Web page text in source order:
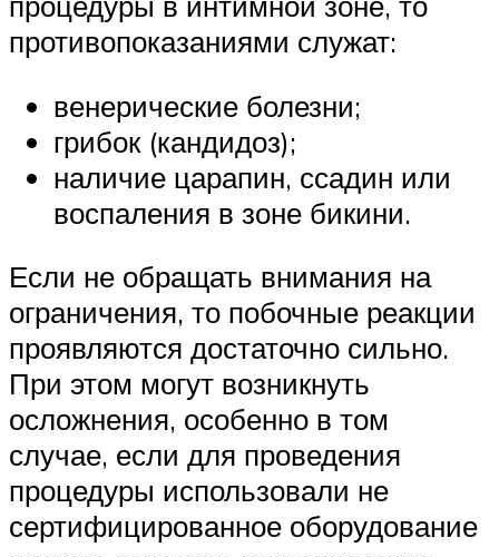
противопоказаниями служат:
венерические болезни;
грибок (кандидоз);
наличие царапин, ссадин или
воспаления в зоне бикини.
Если не обращать внимания на
ограничения, то побочные реакции
проявляются достаточно сильно.
При этом могут возникнуть
осложнения, особенно в том
случае, если для проведения
процедуры использовали не
сертифицированное оборудование